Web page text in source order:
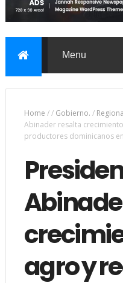
Home // Gobierno. /
Abinader resalta
productores dominicanos
agro y